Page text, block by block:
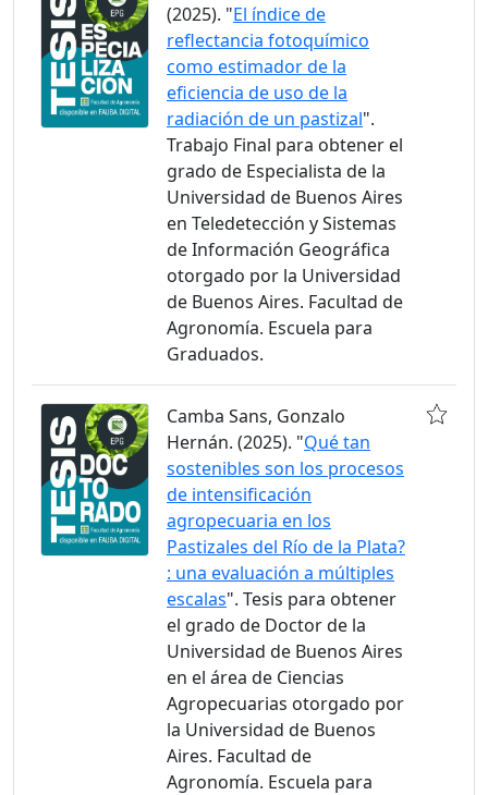
(2025). "El índice de
reflectancia fotoquímico
como estimador de la
eficiencia de uso de la
radiación de un pastizal".
Trabajo Final para obtener el
grado de Especialista de la
Universidad de Buenos Aires
en Teledetección y Sistemas
de Información Geográfica
otorgado por la Universidad
de Buenos Aires. Facultad de
Agronomía. Escuela para
Graduados.
Camba Sans, Gonzalo
Hernán. (2025). "Qué tan
sostenibles son los procesos
de intensificación
agropecuaria en los
Pastizales del Río de la Plata?
: una evaluación a múltiples
escalas". Tesis para obtener
el grado de Doctor de la
Universidad de Buenos Aires
en el área de Ciencias
Agropecuarias otorgado por
la Universidad de Buenos
Aires. Facultad de
Agronomía. Escuela para